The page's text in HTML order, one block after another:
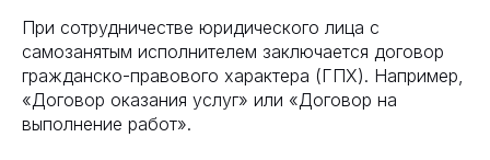
При сотрудничестве юридического лица с
самозанятым исполнителем заключается договор
гражданско-правового характера (ГПХ). Например,
«Договор оказания услуг» или «Договор на
выполнение работ».